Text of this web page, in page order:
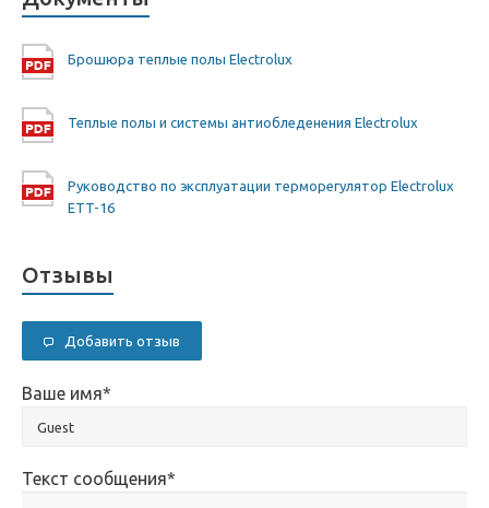
Брошюра теплые полы Electrolux
Теплые полы и системы антиобледенения Electrolux
Руководство по эксплуатации терморегулятор Electrolux
ETT-16
Отзывы
Добавить отзыв
Ваше имя*
Текст сообщения*